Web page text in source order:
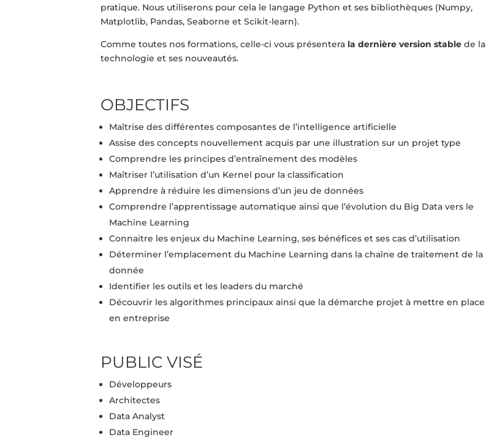
pratique. Nous utiliserons pour cela le langage Python et ses bibliothèques (Numpy,
Matplotlib, Pandas, Seaborne et Scikit-learn).
Comme toutes nos formations, celle-ci vous présentera la dernière version stable de la
technologie et ses nouveautés.
OBJECTIFS
Maîtrise des différentes composantes de l’intelligence artificielle
Assise des concepts nouvellement acquis par une illustration sur un projet type
Comprendre les principes d’entraînement des modèles
Maîtriser l’utilisation d’un Kernel pour la classification
Apprendre à réduire les dimensions d’un jeu de données
Comprendre l’apprentissage automatique ainsi que l’évolution du Big Data vers le
Machine Learning
Connaitre les enjeux du Machine Learning, ses bénéfices et ses cas d’utilisation
Déterminer l’emplacement du Machine Learning dans la chaîne de traitement de la
donnée
Identifier les outils et les leaders du marché
Découvrir les algorithmes principaux ainsi que la démarche projet à mettre en place
en entreprise
PUBLIC VISÉ
Développeurs
Architectes
Data Analyst
Data Engineer